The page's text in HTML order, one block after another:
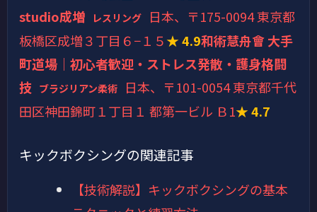
studio成増
レスリング
日本、〒175-0094 東京都
板橋区成増３丁目６−１５★ 4.9和術慧舟會 大手
町道場｜初心者歓迎・ストレス発散・護身格闘
技 ブラジリアン柔術
日本、〒101-0054 東京都千代
田区神田錦町１丁目１ 都第一ビル Ｂ1★ 4.7
キックボクシングの関連記事
【技術解説】キックボクシングの基本